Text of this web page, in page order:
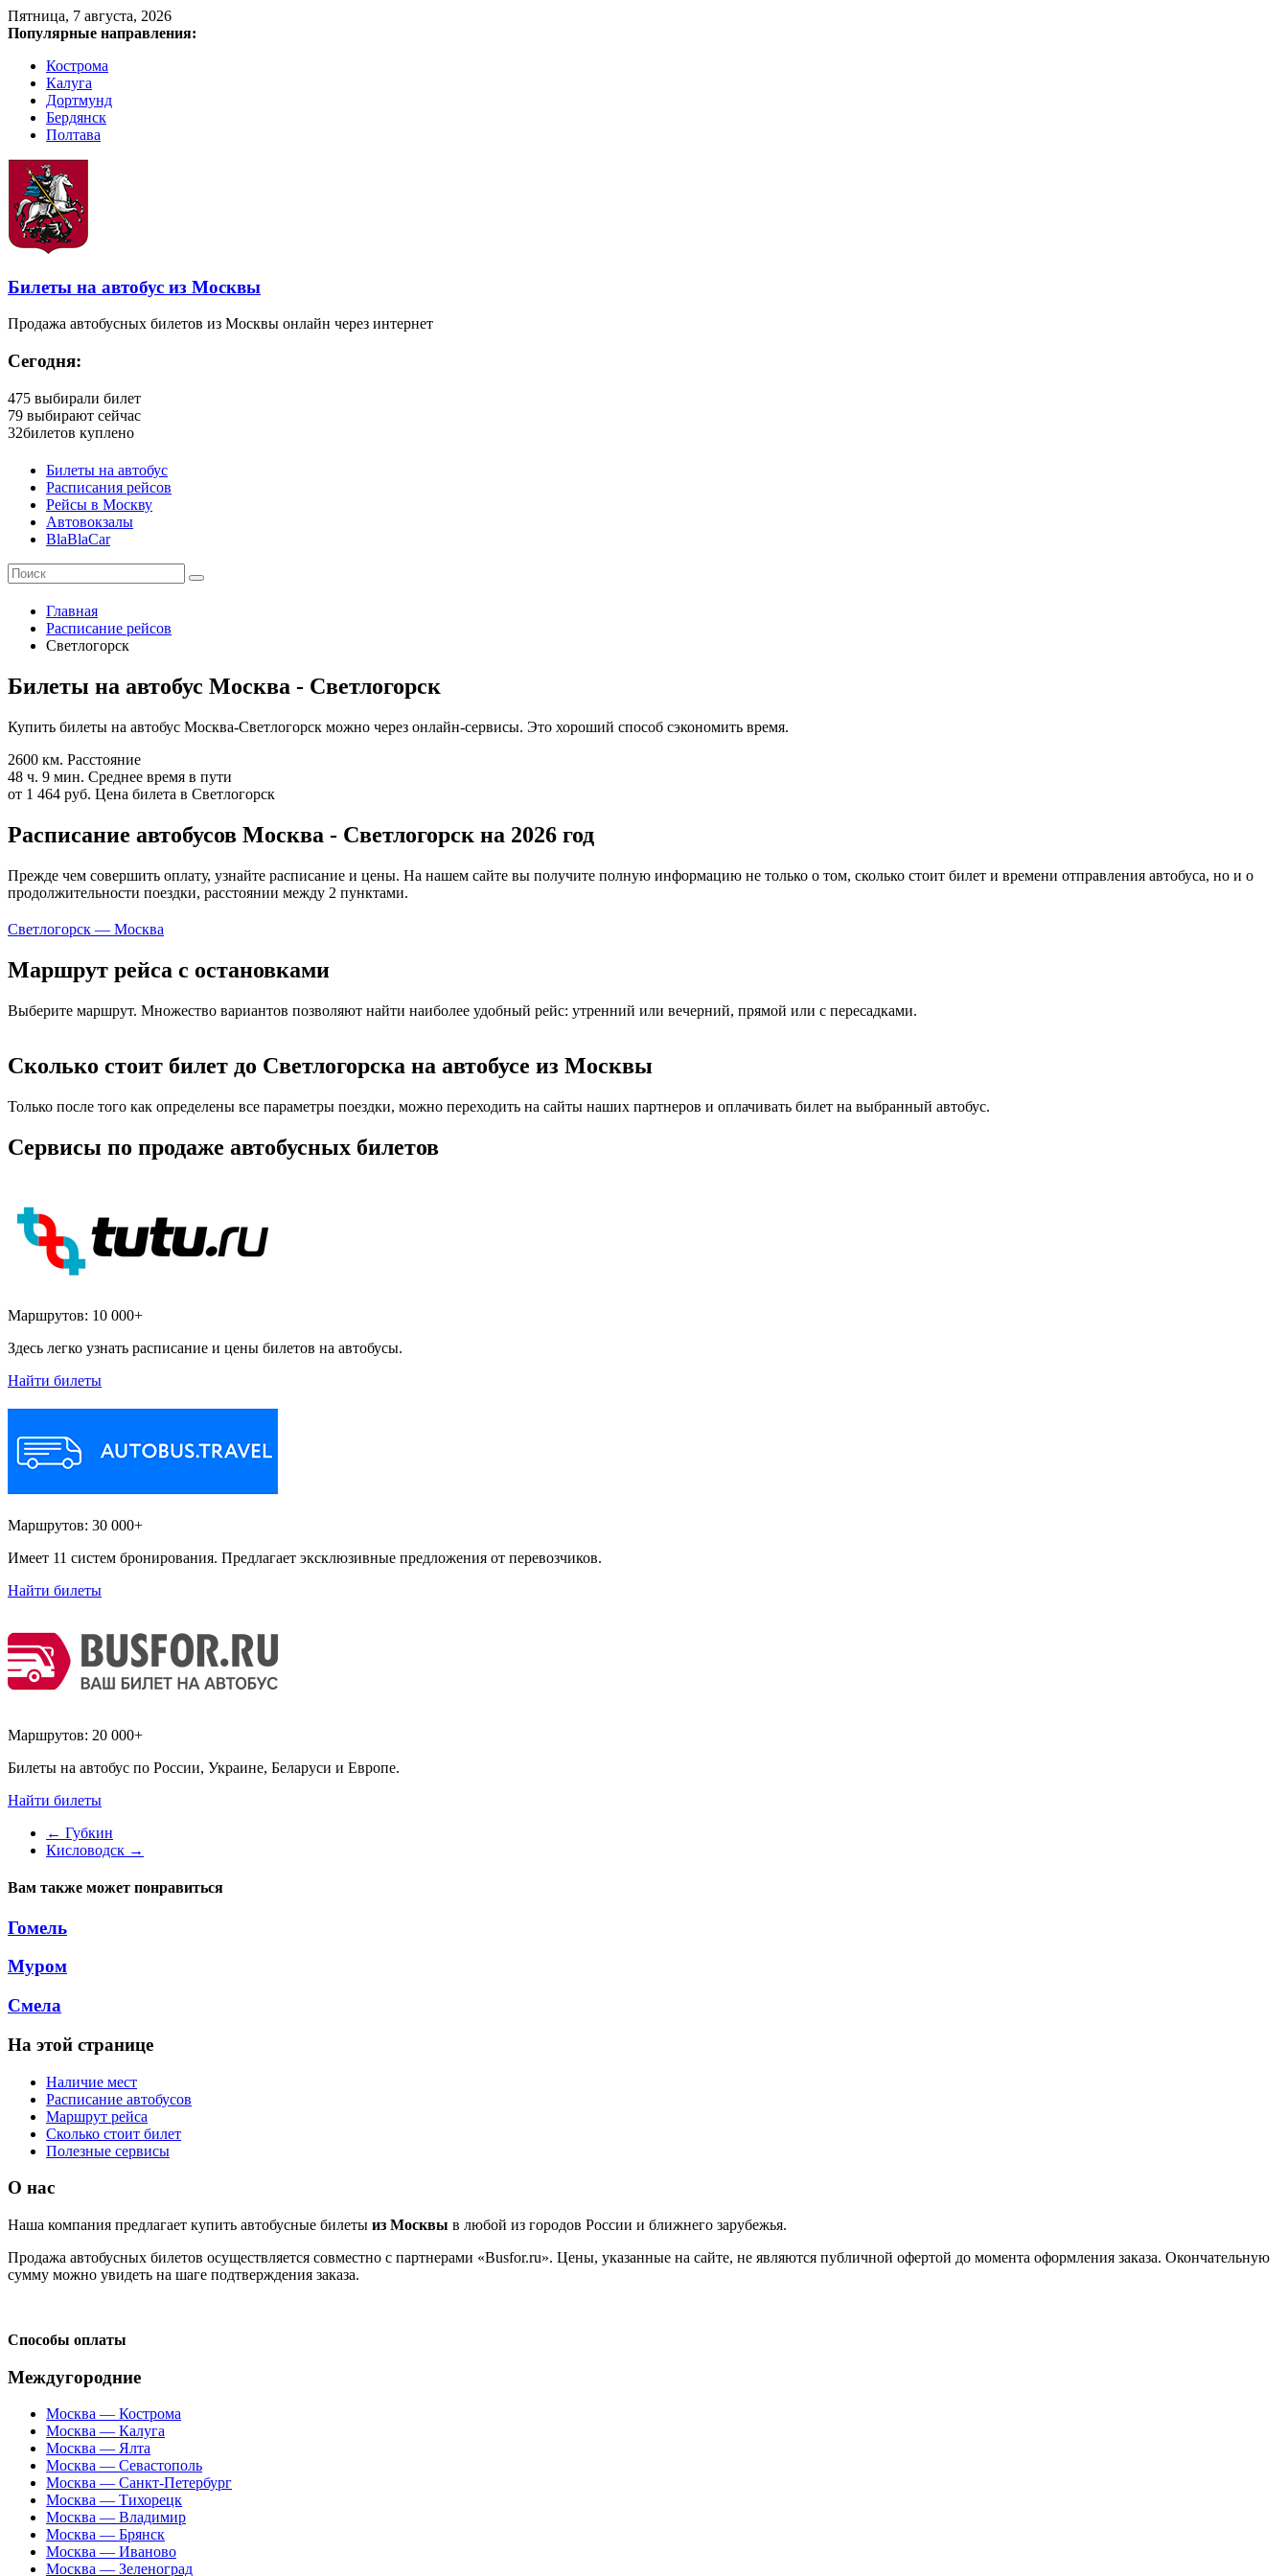
Пятница, 7 августа, 2026
Популярные направления:
Кострома
Калуга
Дортмунд
Бердянск
Полтава
Билеты на автобус из Москвы
Продажа автобусных билетов из Москвы онлайн через интернет
Сегодня:
475 выбирали билет
79 выбирают сейчас
32билетов куплено
Билеты на автобус
Расписания рейсов
Рейсы в Москву
Автовокзалы
BlaBlaCar
Главная
Расписание рейсов
Светлогорск
Билеты на автобус Москва - Светлогорск
Купить билеты на автобус Москва-Светлогорск можно через онлайн-сервисы. Это хороший способ сэкономить время.
2600 км. Расстояние
48 ч. 9 мин. Среднее время в пути
от 1 464 руб. Цена билета в Светлогорск
Расписание автобусов Москва - Светлогорск на 2026 год
Прежде чем совершить оплату, узнайте расписание и цены. На нашем сайте вы получите полную информацию не только о том, сколько стоит билет и времени отправления автобуса, но и о
продолжительности поездки, расстоянии между 2 пунктами.
Светлогорск — Москва
Маршрут рейса с остановками
Выберите маршрут. Множество вариантов позволяют найти наиболее удобный рейс: утренний или вечерний, прямой или с пересадками.
Сколько стоит билет до Светлогорска на автобусе из Москвы
Только после того как определены все параметры поездки, можно переходить на сайты наших партнеров и оплачивать билет на выбранный автобус.
Сервисы по продаже автобусных билетов
Маршрутов: 10 000+
Здесь легко узнать расписание и цены билетов на автобусы.
Найти билеты
Маршрутов: 30 000+
Имеет 11 систем бронирования. Предлагает эксклюзивные предложения от перевозчиков.
Найти билеты
Маршрутов: 20 000+
Билеты на автобус по России, Украине, Беларуси и Европе.
Найти билеты
← Губкин
Кисловодск →
Вам также может понравиться
Гомель
Муром
Смела
На этой странице
Наличие мест
Расписание автобусов
Маршрут рейса
Сколько стоит билет
Полезные сервисы
О нас
Наша компания предлагает купить автобусные билеты из Москвы в любой из городов России и ближнего зарубежья.
Продажа автобусных билетов осуществляется совместно с партнерами «Busfor.ru». Цены, указанные на сайте, не являются публичной офертой до момента оформления заказа. Окончательную
сумму можно увидеть на шаге подтверждения заказа.
Способы оплаты
Междугородние
Москва — Кострома
Москва — Калуга
Москва — Ялта
Москва — Севастополь
Москва — Санкт-Петербург
Москва — Тихорецк
Москва — Владимир
Москва — Брянск
Москва — Иваново
Москва — Зеленоград